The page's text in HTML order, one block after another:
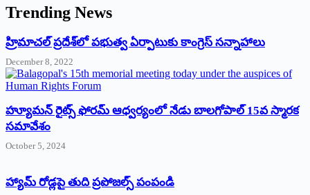
Trending News
‌హ్రిమాచల్‌ ‌ప్రదేశ్‌లో పభుత్వ ఏర్పాటుకు కాంగ్రెస్‌ ‌సన్నాహాలు
December 8, 2022
హ్యూమన్‌ రైట్స్‌ ఫోరమ్‌ ఆధ్వర్యంలో నేడు బాలగోపాల్‌ 15వ స్మారక
సమావేశం
October 5, 2024
హ్యామ్‌ రోడ్లపై తుది ప్రపోజల్స్‌ పంపండి